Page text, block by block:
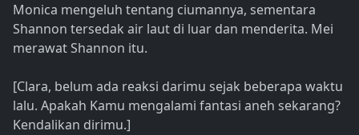
Monica mengeluh tentang ciumannya, sementara
Shannon tersedak air laut di luar dan menderita. Mei
merawat Shannon itu.
[Clara, belum ada reaksi darimu sejak beberapa waktu
lalu. Apakah Kamu mengalami fantasi aneh sekarang?
Kendalikan dirimu.]